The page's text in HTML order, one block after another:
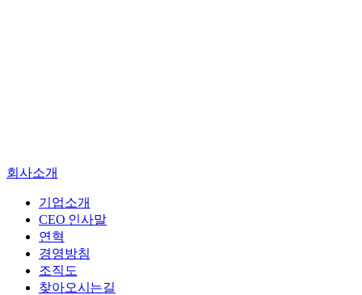
조직도
엔지니어링
진단
건설사업관리
엔지니어링
회사소개
기업소개
CEO 인사말
연혁
경영방침
조직도
찾아오시는길